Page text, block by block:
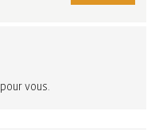
pour vous.